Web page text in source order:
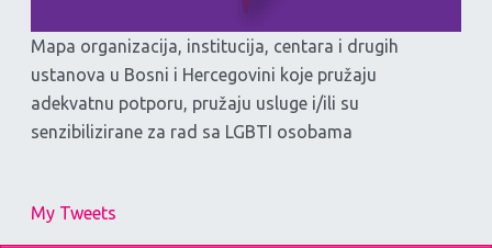
Mapa organizacija, institucija, centara i drugih
ustanova u Bosni i Hercegovini koje pružaju
adekvatnu potporu, pružaju usluge i/ili su
senzibilizirane za rad sa LGBTI osobama
My Tweets